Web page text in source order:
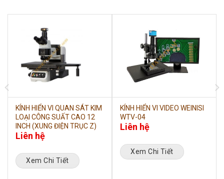
KÍNH HIỂN VI QUAN SÁT KIM
LOẠI CÔNG SUẤT CAO 12
INCH (XUNG ĐIỆN TRỤC Z)
Liên hệ
Xem Chi Tiết
KÍNH HIỂN VI VIDEO WEINISI
WTV-04
Liên hệ
Xem Chi Tiết